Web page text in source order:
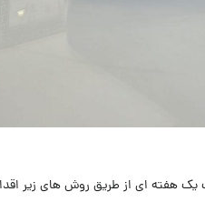
یک هفته ای از طریق روش های زیر